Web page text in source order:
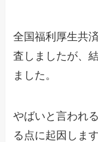
全国福利厚生共
査しましたが、
ました。
やばいと言われ
る点に起因します